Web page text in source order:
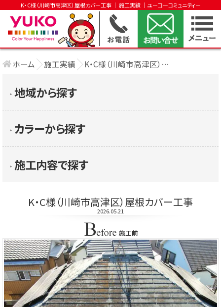
K・C様（川崎市高津区）屋根カバー工事 │ 施工実績 │ユーコーコミュニティー
ホーム 施工実績 K・C様（川崎市高津区）屋根カバー工事
▶︎ 施工内容で探す
▶︎ カラーから探す
▶︎ 地域から探す
K・C様（川崎市高津区）屋根カバー工事
2026.05.21